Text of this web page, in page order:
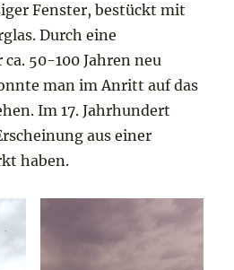
Fenster, bestückt mit
Durch eine
50-100 Jahren neu
man im Anritt auf das
Im 17. Jahrhundert
aus einer
haben.